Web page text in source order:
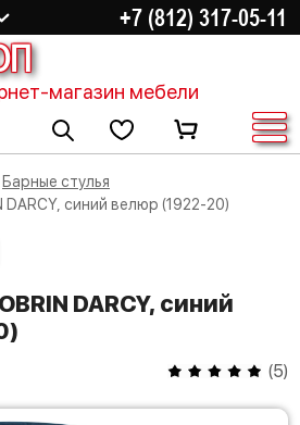
+7 (812) 317-05-11
магазин мебели
Барные стулья
DARCY, синий велюр (1922-20)
(5)